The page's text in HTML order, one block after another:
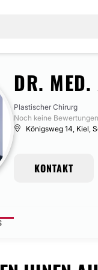
DR.
Plastischer Chirurg
Noch keine Bewertungen
Königsweg 14, Kiel,
KONTAKT